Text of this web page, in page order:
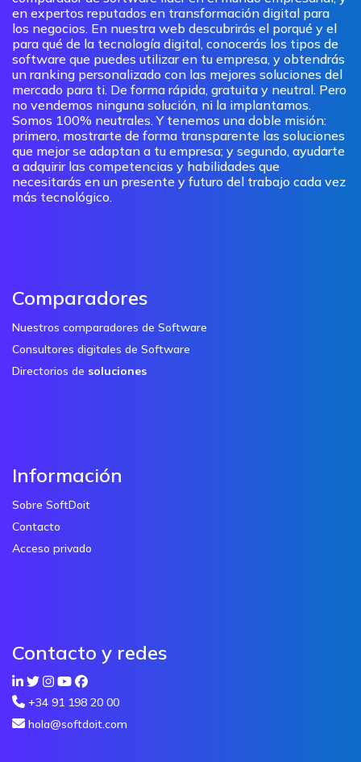
en expertos reputados en transformación digital para
los negocios. En nuestra web descubrirás el porqué y el
para qué de la tecnología digital, conocerás los tipos de
software que puedes utilizar en tu empresa, y obtendrás
un ranking personalizado con las mejores soluciones del
mercado para ti. De forma rápida, gratuita y neutral. Pero
no vendemos ninguna solución, ni la implantamos.
Somos 100% neutrales. Y tenemos una doble misión:
primero, mostrarte de forma transparente las soluciones
que mejor se adaptan a tu empresa; y segundo, ayudarte
a adquirir las competencias y habilidades que
necesitarás en un presente y futuro del trabajo cada vez
más tecnológico.
Comparadores
Nuestros comparadores de Software
Consultores digitales de Software
Directorios de soluciones
Información
Sobre SoftDoit
Contacto
Acceso privado
Contacto y redes
+34 91 198 20 00
hola@softdoit.com